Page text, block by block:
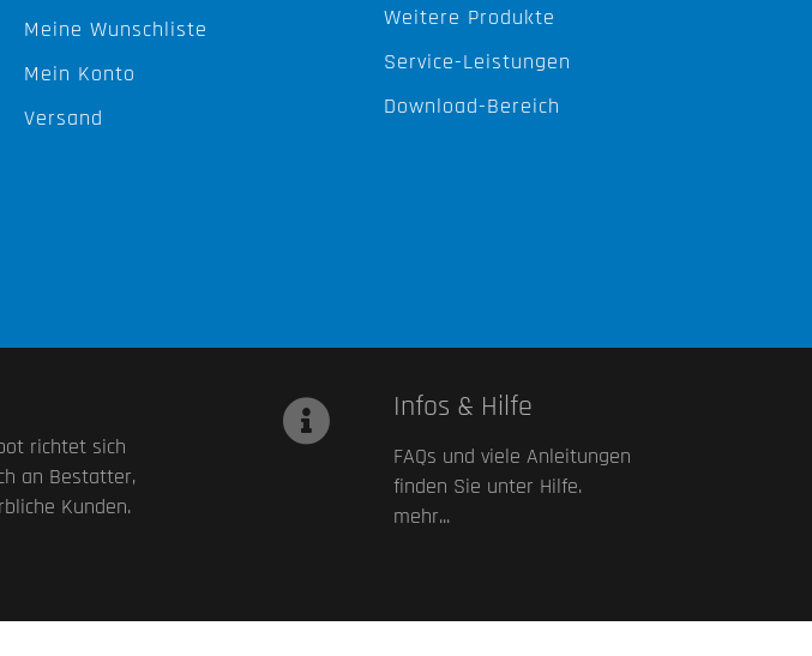
Meine Wunschliste
Mein Konto
Versand
Weitere Produkte
Service-Leistungen
Download-Bereich
richtet sich
an Bestatter,
Kunden.
Infos & Hilfe
FAQs und viele Anleitungen
finden Sie unter Hilfe.
mehr...